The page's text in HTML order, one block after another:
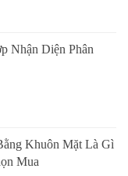
Nhận Diện Phân
Khuôn Mặt Là Gì
Mua